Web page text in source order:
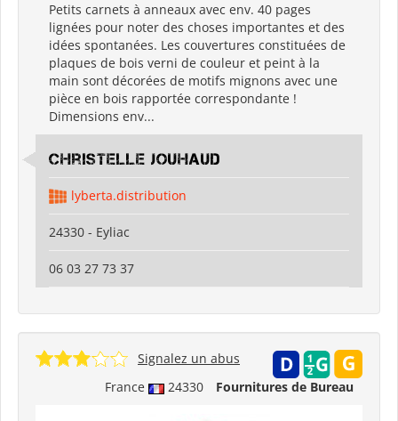
Petits carnets à anneaux avec env. 40 pages
lignées pour noter des choses importantes et des
idées spontanées. Les couvertures constituées de
plaques de bois verni de couleur et peint à la
main sont décorées de motifs mignons avec une
pièce en bois rapportée correspondante !
Dimensions env...
Christelle Jouhaud
lyberta.distribution
24330 - Eyliac
06 03 27 73 37
France 24330 Fournitures de Bureau
Signalez un abus